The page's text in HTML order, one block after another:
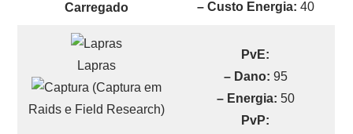
Carregado – Custo Energia: 40
Lapras
(Captura em
Raids e Field Research)
PvE:
– Dano: 95
– Energia: 50
PvP: